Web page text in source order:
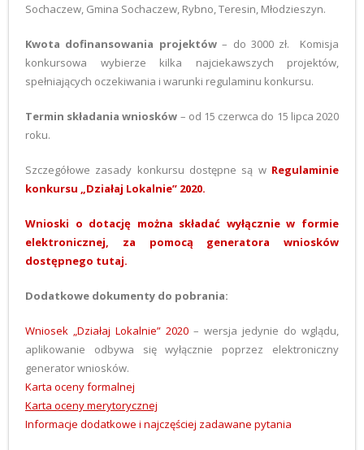
Sochaczew, Gmina Sochaczew, Rybno, Teresin, Młodzieszyn.
Kwota dofinansowania projektów– do 3000 zł. Komisja
konkursowa wybierze kilka najciekawszych projektów,
spełniających oczekiwania i warunki regulaminu konkursu.
Termin składania wniosków – od 15 czerwca do 15 lipca 2020
roku.
Szczegółowe zasady konkursu dostępne są w Regulaminie
konkursu „Działaj Lokalnie” 2020.
Wnioski o dotację można składać wyłącznie w formie
elektronicznej, za pomocą generatora wniosków
dostępnego tutaj.
Dodatkowe dokumenty do pobrania:
Wniosek „Działaj Lokalnie” 2020 – wersja jedynie do wglądu,
aplikowanie odbywa się wyłącznie poprzez elektroniczny
generator wniosków.
Karta oceny formalnej
Karta oceny merytorycznej
Informacje dodatkowe i najczęściej zadawane pytania